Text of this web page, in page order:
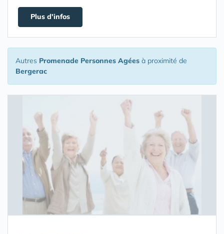
Plus d'infos
Autres Promenade Personnes Agées à proximité de
Bergerac